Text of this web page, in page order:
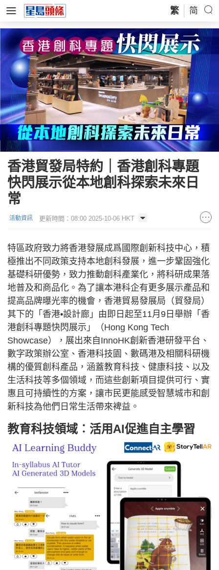
繁 简
香港貿發局特約｜香港創科專題
快閃展示從本地創科探索未來日
常
活動資訊 更新時間：08:00 2025-10-06 HKT
特區政府致力將香港發展成爲國際創新科技中心，積
極推出不同政策支持本地創科發展，進一步鞏固強化
基礎科研優勢，致力推動創科產業化，將科研成果落
地普及和商品化。為了讓本港科企有更多展示產品和
提高品牌曝光率的機會，香港貿易發展局（貿發局）
其下的「香港•設計廊」由即日起至11月9日舉辦「香
港創科專題快閃展示」（Hong Kong Tech
Showcase），展出來自InnoHK創新香港研發平台、
數字政策辦公室、香港科技園、數碼港及相關科研機
構的優質創科產品，涵蓋教育科技、健康科技、以及
生活科技等多個領域，而這些創新項目提供可行、實
惠且可持續性的方案，讓市民更能感受智慧城市和創
新科技為他們日常生活帶來裨益。
教育科技領域︰活用AI促進自主學習